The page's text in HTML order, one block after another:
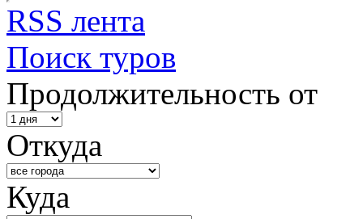
RSS лента
Поиск туров
Продолжительность от
Откуда
Куда